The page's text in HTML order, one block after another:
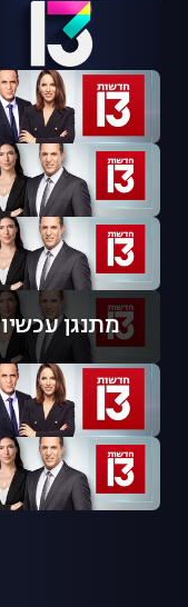
מתנגן עכשיו